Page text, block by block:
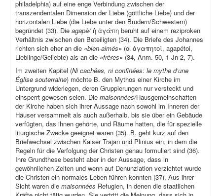
philadelphia) auf eine enge Verbindung zwischen der
transzendentalen Dimension der Liebe (göttliche Liebe) und der
horizontalen Liebe (die Liebe unter den Brüdern/Schwestern)
begründet (33). Die agapè/ἡ ἀγάπη beruht auf einem reziproken
Verhältnis zwischen den Beteiligten (34). Die Briefe des Johannes
richten sich eher an die «bien-aimés» (οἱ ἀγαπητοί, agapétoi,
Lieblinge/Geliebte) als an die «frères» (34, Anm. 50, 1 Jn 2, 7).
Im zweiten Kapitel (Ni cachées, ni confinées: le mythe d’une
Église souterraine) möchte B. den Mythos einer Kirche im
Untergrund widerlegen, deren Gruppierungen nur versteckt und
einsperrt gewesen seien. Die maisonnées/Hausgemeinschaften
der Kirche haben sich ihrer Aussage nach sowohl im Inneren der
Häuser versammelt als auch außerhalb, bis sie über ein Gebäude
verfügten, das ihnen gehörte, und Räume hatten, die für spezielle
liturgische Zwecke geeignet waren (35). B. geht kurz auf den
Briefwechsel zwischen Kaiser Trajan und Plinius ein, in dem die
Regeln für die Verfolgung der Christen genau formuliert sind (36).
Ihre Grundthese besteht aber in der Aussage, dass in
gewöhnlichen Zeiten und wenn auf Denunziation verzichtet wurde
die Christen ein normales Leben führen konnten (37). Aus ihrer
Sicht waren die maisonnées Refugien, in denen die staatlichen